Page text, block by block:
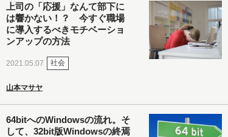
上司の「応援」なんて部下に
は響かない！？ 今すぐ職場
に導入するべきモチベーショ
ンアップの方法
2021.05.07 社会
山本マサヤ
64bitへのWindowsの流れ。そ
して、32bit版Windowsの終焉